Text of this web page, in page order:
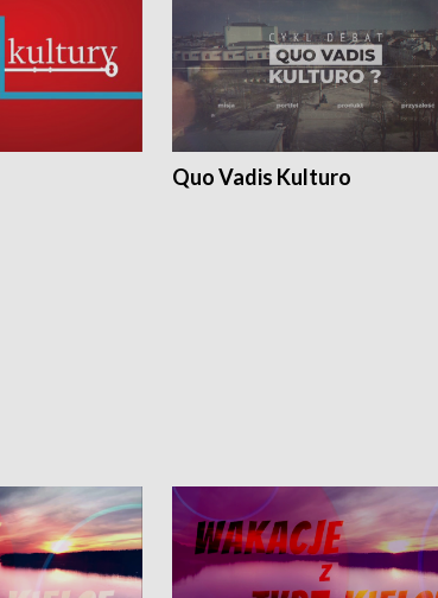
Quo Vadis Kulturo